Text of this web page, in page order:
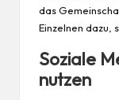
das
Einzelnen dazu,
Soziale
nutzen